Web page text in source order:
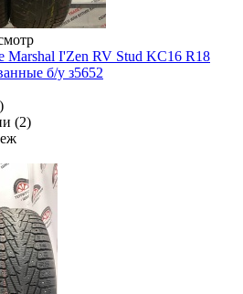
I'Zen RV Stud KC16 R18
б/у з5652
(2)